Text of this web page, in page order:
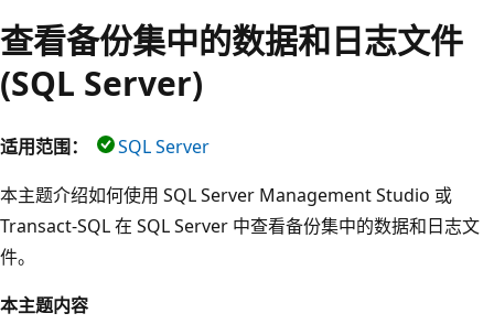
查看备份集中的数据和日志文件
(SQL Server)
适用范围：
SQL Server
本主题介绍如何使用 SQL Server Management Studio 或
Transact-SQL 在 SQL Server 中查看备份集中的数据和日志文
件。
本主题内容